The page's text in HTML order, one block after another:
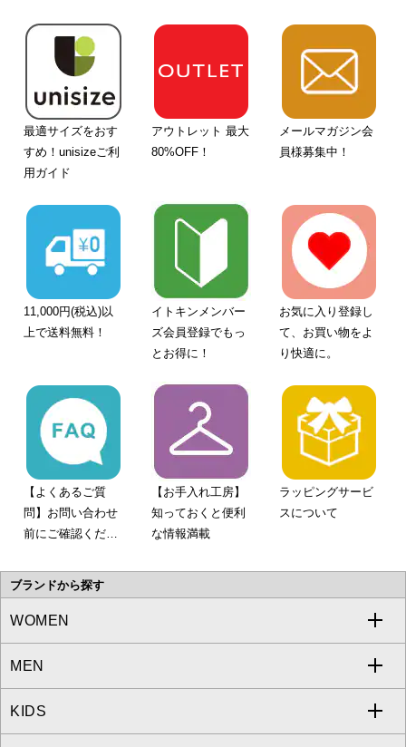
最適サイズをおす
すめ！unisizeご利
用ガイド
アウトレット 最大
80%OFF！
メールマガジン会
員様募集中！
11,000円(税込)以
上で送料無料！
イトキンメンバー
ズ会員登録でもっ
とお得に！
お気に入り登録し
て、お買い物をよ
り快適に。
【よくあるご質
問】お問い合わせ
前にご確認くださ
【お手入れ工房】
知っておくと便利
な情報満載
ラッピングサービ
スについて
ブランドから探す
WOMEN
a.v.v
MICHEL KLEIN
MEN
a.v.v
KIDS